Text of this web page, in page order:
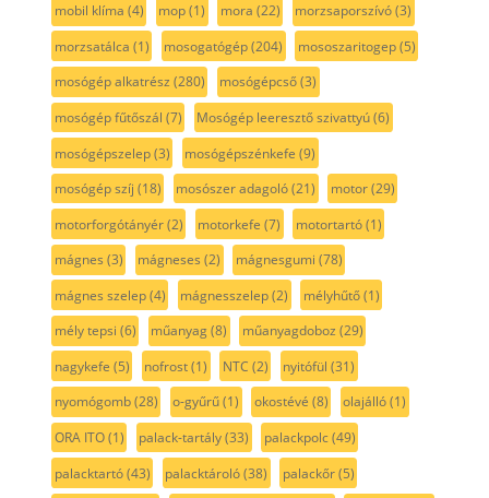
mobil klíma (4) mop(1) mora (22) morzsaporszívó(3)
morzsatálca (1) mosogatógép(204) mososzaritogep(5)
mosógép alkatrész (280) mosógépcső(3)
mosógép fűtőszál (7) Mosógép leeresztő szivattyú(6)
mosógépszelep(3) mosógépszénkefe (9)
mosógép szíj (18) mosószer adagoló(21) motor(29)
motorforgótányér(2) motorkefe (7) motortartó(1)
mágnes (3) mágneses (2) mágnesgumi (78)
mágnes szelep(4) mágnesszelep(2) mélyhűtő(1)
mély tepsi (6) műanyag(8) műanyagdoboz (29)
nagykefe (5) nofrost(1) NTC (2) nyitófül (31)
nyomógomb(28) o-gyűrű(1) okostévé (8) olajálló(1)
ORA ITO(1) palack-tartály(33) palackpolc(49)
palacktartó(43) palacktároló(38) palackőr(5)